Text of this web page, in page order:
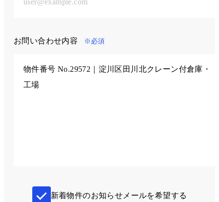
お問い合わせ内容 ※必須
新着物件のお知らせメールを希望する